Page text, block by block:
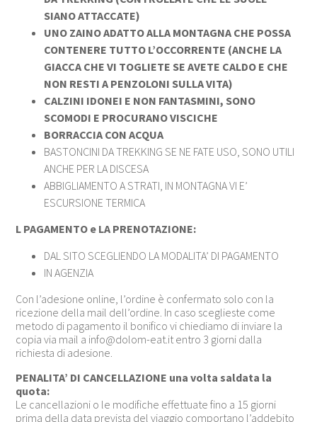
SIANO ATTACCATE)
UNO ZAINO ADATTO ALLA MONTAGNA CHE POSSA
CONTENERE TUTTO L’OCCORRENTE (ANCHE LA
GIACCA CHE VI TOGLIETE SE AVETE CALDO E CHE
NON RESTI A PENZOLONI SULLA VITA)
CALZINI IDONEI E NON FANTASMINI, SONO
SCOMODI E PROCURANO VISCICHE
BORRACCIA CON ACQUA
BASTONCINI DA TREKKING SE NE FATE USO, SONO UTILI
ANCHE PER LA DISCESA
ABBIGLIAMENTO A STRATI, IN MONTAGNA VI E’
ESCURSIONE TERMICA
L PAGAMENTO e LA PRENOTAZIONE:
DAL SITO SCEGLIENDO LA MODALITA’ DI PAGAMENTO
IN AGENZIA
Con l’adesione online, l’ordine è confermato solo con la
ricezione della mail dell’ordine. In caso sceglieste come
metodo di pagamento il bonifico vi chiediamo di inviare la
copia via mail a info@dolom-eat.itentro 3 giorni dalla
richiesta di adesione.
PENALITA’ DI CANCELLAZIONE una volta saldata la
quota:
Le cancellazioni o le modifiche effettuate fino a 15 giorni
prima della data prevista del viaggio comportano l’addebito